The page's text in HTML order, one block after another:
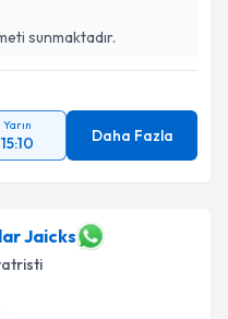
sunmaktadır.
Yarın
15:10 Daha Fazla
Jaicks